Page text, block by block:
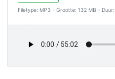
Filetype: MP3 - Grootte: 132 MB -